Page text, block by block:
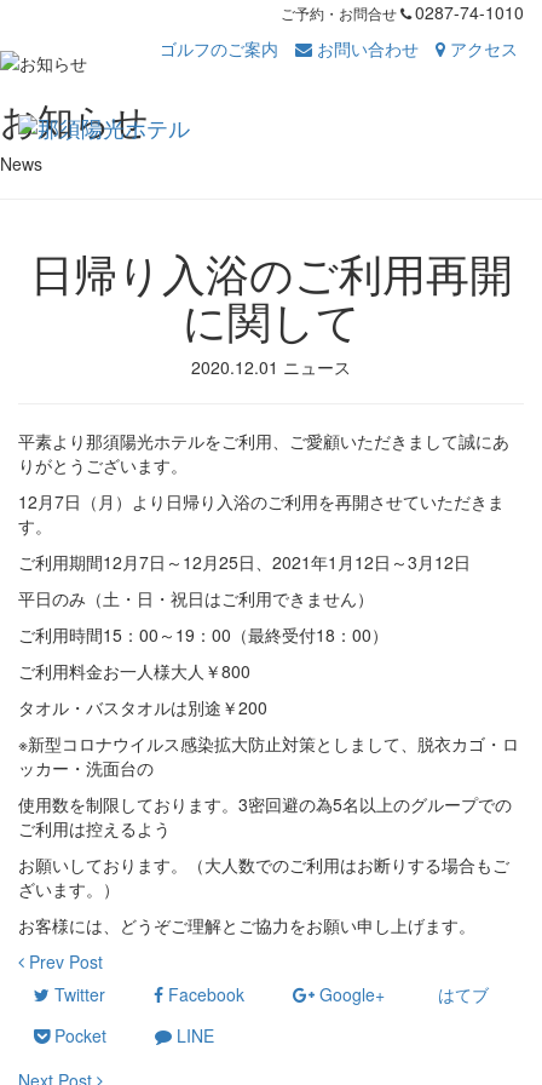
ご予約・お問合せ
0287-74-1010
ゴルフのご案内
お問い合わせ アクセス
お知らせ
News
日帰り入浴のご利用再開
に関して
2020.12.01 ニュース
平素より那須陽光ホテルをご利用、ご愛顧いただきまして誠にあ
りがとうございます。
12月7日（月）より日帰り入浴のご利用を再開させていただきま
す。
ご利用期間12月7日～12月25日、2021年1月12日～3月12日
平日のみ（土・日・祝日はご利用できません）
ご利用時間15：00～19：00（最終受付18：00）
ご利用料金お一人様大人￥800
タオル・バスタオルは別途￥200
※新型コロナウイルス感染拡大防止対策としまして、脱衣カゴ・ロ
ッカー・洗面台の
使用数を制限しております。3密回避の為5名以上のグループでの
ご利用は控えるよう
お願いしております。（大人数でのご利用はお断りする場合もご
ざいます。）
お客様には、どうぞご理解とご協力をお願い申し上げます。
Prev Post
Twitter
Facebook Google+
はてブ
Pocket
LINE